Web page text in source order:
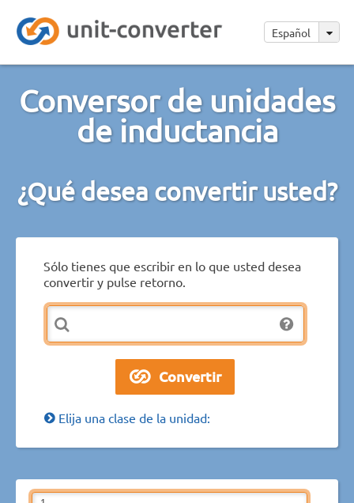
Español
Conversor de unidades
de inductancia
¿Qué desea convertir usted?
Sólo tienes que escribir en lo que usted desea
convertir y pulse retorno.
Elija una clase de la unidad: